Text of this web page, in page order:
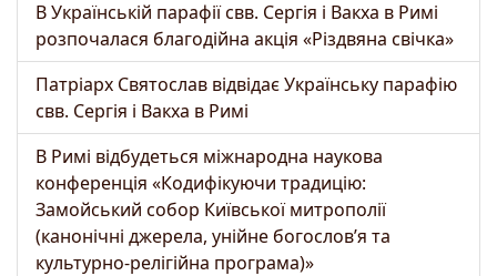
В Українській парафії свв. Сергія і Вакха в Римі
розпочалася благодійна акція «Різдвяна свічка»
Патріарх Святослав відвідає Українську парафію
свв. Сергія і Вакха в Римі
В Римі відбудеться міжнародна наукова
конференція «Кодифікуючи традицію:
Замойський собор Київської митрополії
(канонічні джерела, унійне богослов’я та
культурно-релігійна програма)»